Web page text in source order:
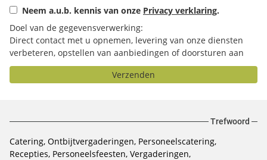
Neem a.u.b. kennis van onze Privacy verklaring.
Doel van de gegevensverwerking:
Direct contact met u opnemen, levering van onze diensten
verbeteren, opstellen van aanbiedingen of doorsturen aan
het door u geselecteerde bedrijf.
Verzenden
Trefwoord
Catering, Ontbijtvergaderingen, Personeelscatering,
Recepties, Personeelsfeesten, Vergaderingen,